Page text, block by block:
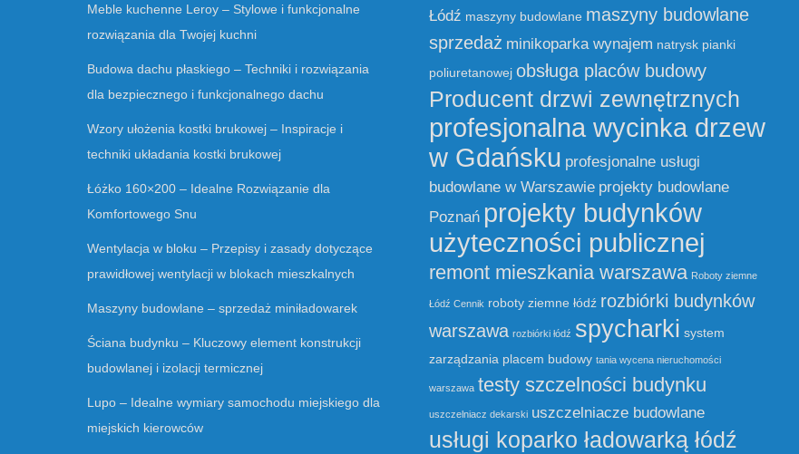
Meble kuchenne Leroy – Stylowe i funkcjonalne
rozwiązania dla Twojej kuchni
Budowa dachu płaskiego – Techniki i rozwiązania
dla bezpiecznego i funkcjonalnego dachu
Wzory ułożenia kostki brukowej – Inspiracje i
techniki układania kostki brukowej
Łóżko 160×200 – Idealne Rozwiązanie dla
Komfortowego Snu
Wentylacja w bloku – Przepisy i zasady dotyczące
prawidłowej wentylacji w blokach mieszkalnych
Maszyny budowlane – sprzedaż miniładowarek
Ściana budynku – Kluczowy element konstrukcji
budowlanej i izolacji termicznej
Lupo – Idealne wymiary samochodu miejskiego dla
miejskich kierowców
Łódź maszyny budowlane maszyny budowlane
sprzedaż minikoparka wynajem natrysk pianki
poliuretanowej obsługa placów budowy
Producent drzwi zewnętrznych
profesjonalna wycinka drzew
w Gdańsku profesjonalne usługi
budowlane w Warszawie projekty budowlane
Poznań projekty budynków
użyteczności publicznej
remont mieszkania warszawa Roboty ziemne
Łódź Cennik roboty ziemne łódź rozbiórki budynków
warszawa rozbiórki łódź spycharki system
zarządzania placem budowy tania wycena nieruchomości
warszawa testy szczelności budynku
uszczelniacz dekarski uszczelniacze budowlane
usługi koparko ładowarką łódź